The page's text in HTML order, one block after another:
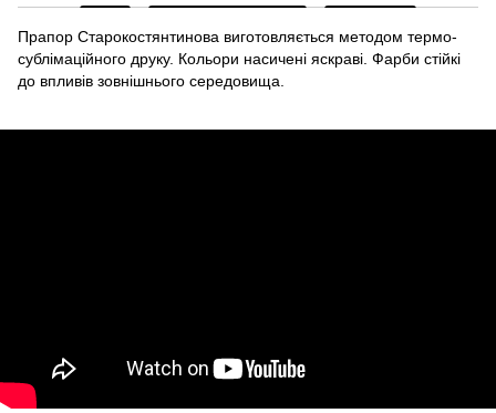
Прапор Старокостянтинова виготовляється методом термо-
сублімаційного друку. Кольори насичені яскраві. Фарби стійкі
до впливів зовнішнього середовища.